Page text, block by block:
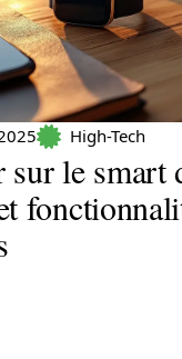
High-Tech
sur le smart